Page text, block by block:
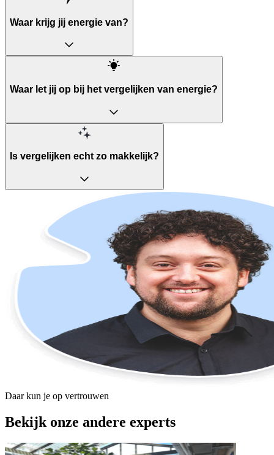
Waar krijg jij energie van?
Waar let jij op bij het vergelijken van energie?
Is vergelijken echt zo makkelijk?
Daar kun je op vertrouwen
Bekijk onze andere experts